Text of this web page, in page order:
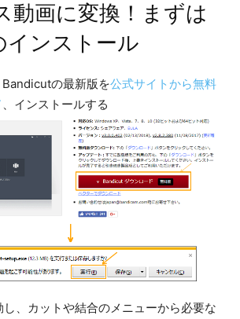
動画に変換！まずは
インストール
の最新版を公式サイトから無料
、インストールする
、カットや結合のメニューから必要な